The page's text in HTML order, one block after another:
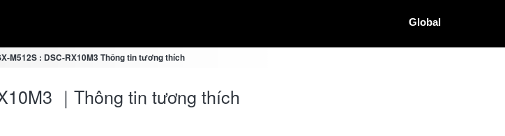
Global
M512S : DSC-RX10M3 Thông tin tương thích
｜Thông tin tương thích